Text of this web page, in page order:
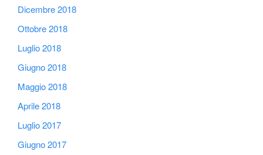
Dicembre 2018
Ottobre 2018
Luglio 2018
Giugno 2018
Maggio 2018
Aprile 2018
Luglio 2017
Giugno 2017